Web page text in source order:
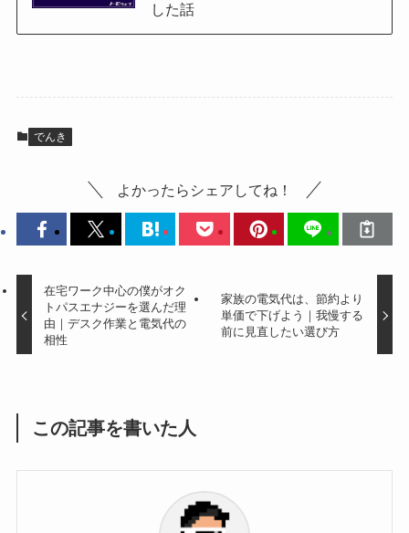
した話
でんき
よかったらシェアしてね！
在宅ワーク中心の僕がオク
トパスエナジーを選んだ理
由｜デスク作業と電気代の
相性
家族の電気代は、節約より
単価で下げよう｜我慢する
前に見直したい選び方
この記事を書いた人